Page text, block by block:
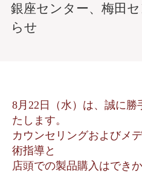
銀座センター、梅田
らせ
8月22日（水）は、誠に
たします。
カウンセリングおよびメ
術指導と
店頭での製品購入はでき